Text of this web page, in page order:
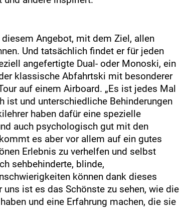
Angebot, mit dem Ziel, allen
Und tatsächlich findet er für jeden
angefertigte Dual- oder Monoski, ein
klassische Abfahrtski mit besonderer
auf einem Airboard. „Es ist jedes Mal
ist und unterschiedliche Behinderungen
haben dafür eine spezielle
auch psychologisch gut mit den
es aber vor allem auf ein gutes
Erlebnis zu verhelfen und selbst
sehbehinderte, blinde,
können dank dieses
ist es das Schönste zu sehen, wie die
und eine Erfahrung machen, die sie